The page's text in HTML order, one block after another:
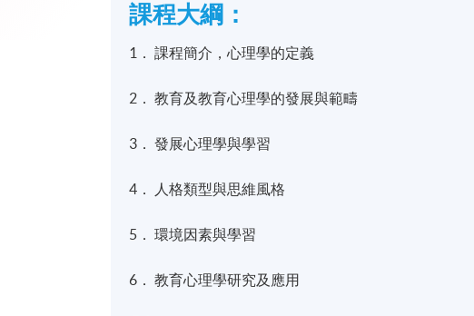
課程大綱：
1． 課程簡介，心理學的定義
2． 教育及教育心理學的發展與範疇
3． 發展心理學與學習
4． 人格類型與思維風格
5． 環境因素與學習
6． 教育心理學研究及應用